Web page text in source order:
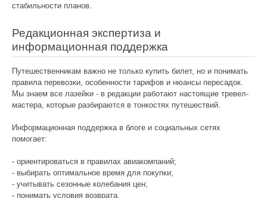
стабильности планов.
Редакционная экспертиза и
информационная поддержка
Путешественникам важно не только купить билет, но и понимать
правила перевозки, особенности тарифов и нюансы пересадок.
Мы знаем все лазейки - в редакции работают настоящие тревел-
мастера, которые разбираются в тонкостях путешествий.
Информационная поддержка в блоге и социальных сетях
помогает:
- ориентироваться в правилах авиакомпаний;
- выбирать оптимальное время для покупки;
- учитывать сезонные колебания цен;
- понимать условия возврата.